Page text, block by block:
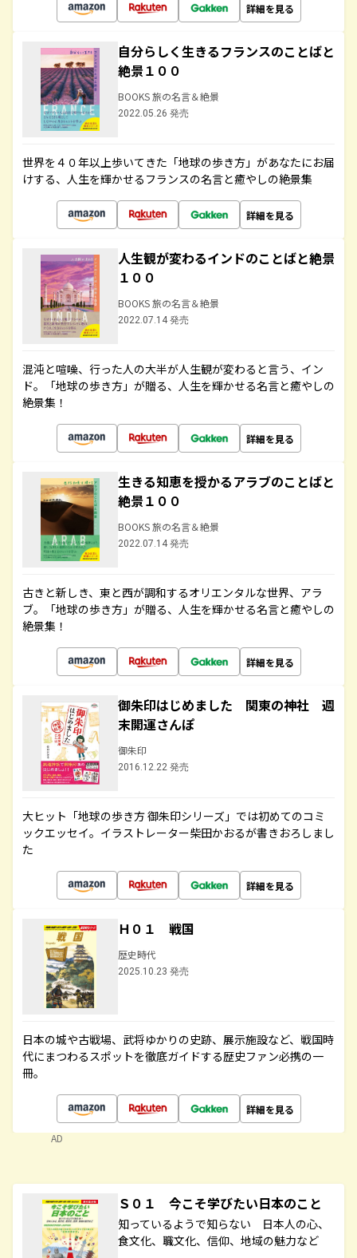
詳細を見る
自分らしく生きるフランスのことばと
絶景１００
BOOKS 旅の名言＆絶景
2022.05.26 発売
世界を４０年以上歩いてきた「地球の歩き方」があなたにお届
けする、人生を輝かせるフランスの名言と癒やしの絶景集
詳細を見る
人生観が変わるインドのことばと絶景
１００
BOOKS 旅の名言＆絶景
2022.07.14 発売
混沌と喧噪、行った人の大半が人生観が変わると言う、イン
ド。「地球の歩き方」が贈る、人生を輝かせる名言と癒やしの
絶景集！
詳細を見る
生きる知恵を授かるアラブのことばと
絶景１００
BOOKS 旅の名言＆絶景
2022.07.14 発売
古きと新しき、東と西が調和するオリエンタルな世界、アラ
ブ。「地球の歩き方」が贈る、人生を輝かせる名言と癒やしの
絶景集！
詳細を見る
御朱印はじめました 関東の神社 週
末開運さんぽ
御朱印
2016.12.22 発売
大ヒット「地球の歩き方 御朱印シリーズ」では初めてのコミ
ックエッセイ。イラストレーター柴田かおるが書きおろしまし
た
詳細を見る
Ｈ０１ 戦国
歴史時代
2025.10.23 発売
日本の城や古戦場、武将ゆかりの史跡、展示施設など、戦国時
代にまつわるスポットを徹底ガイドする歴史ファン必携の一
冊。
詳細を見る
AD
Ｓ０１ 今こそ学びたい日本のこと
知っているようで知らない 日本人の心、
食文化、職文化、信仰、地域の魅力など